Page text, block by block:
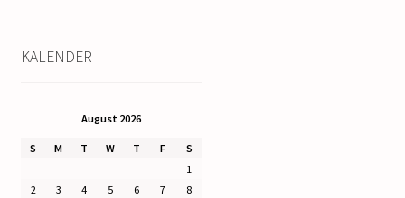
KALENDER
August 2026
S M T W T F
S
1
2
3 4 5 6 7
8